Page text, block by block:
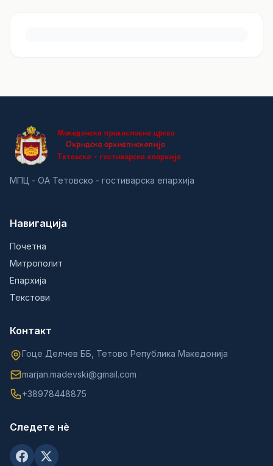
МПЦ - ОА Тетовско - гостиварска епархија
Навигација
Почетна
Митрополит
Епархија
Текстови
Контакт
Гоце Делчев ББ, Тетово Република Македонија
marjan.madevski@gmail.com
+38978448875
Следете нè